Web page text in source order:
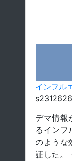
インフル
デマ情報
るインフ
のような
証した。